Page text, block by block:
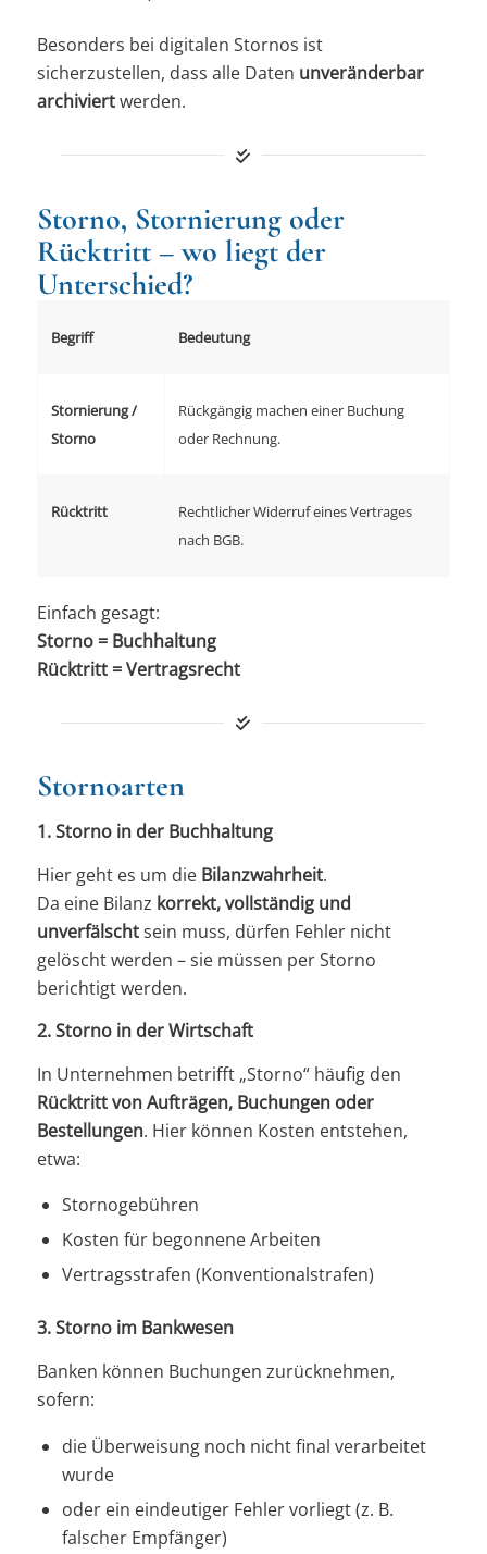
Besonders bei digitalen Stornos ist
sicherzustellen, dass alle Daten unveränderbar
archiviertwerden.
Storno, Stornierung oder
Rücktritt – wo liegt der
Unterschied?
Begriff Bedeutung
Stornierung /
Storno
Rückgängig machen einer Buchung
oder Rechnung.
Rücktritt
Rechtlicher Widerruf eines Vertrages
nach BGB.
Einfach gesagt:
Storno = Buchhaltung
Rücktritt = Vertragsrecht
Stornoarten
1. Storno in der Buchhaltung
Hier geht es um die Bilanzwahrheit.
Da eine Bilanz korrekt, vollständig und
unverfälschtsein muss, dürfen Fehler nicht
gelöscht werden – sie müssen per Storno
berichtigt werden.
2. Storno in der Wirtschaft
In Unternehmen betrifft „Storno“ häufig den
Rücktritt von Aufträgen, Buchungen oder
Bestellungen. Hier können Kosten entstehen,
etwa:
Stornogebühren
Kosten für begonnene Arbeiten
Vertragsstrafen (Konventionalstrafen)
3. Storno im Bankwesen
Banken können Buchungen zurücknehmen,
sofern:
die Überweisung noch nicht final verarbeitet
wurde
oder ein eindeutiger Fehler vorliegt (z. B.
falscher Empfänger)